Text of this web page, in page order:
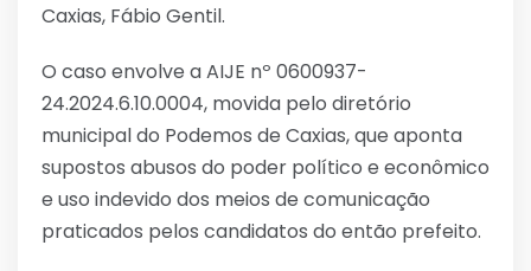
Caxias, Fábio Gentil.
O caso envolve a AIJE nº 0600937-
24.2024.6.10.0004, movida pelo diretório
municipal do Podemos de Caxias, que aponta
supostos abusos do poder político e econômico
e uso indevido dos meios de comunicação
praticados pelos candidatos do então prefeito.